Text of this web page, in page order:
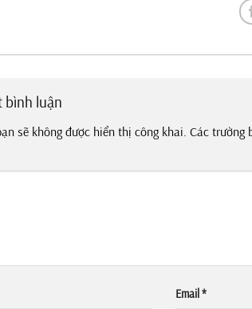
bình luận
sẽ không được hiển thị công khai. Các trường
Email*